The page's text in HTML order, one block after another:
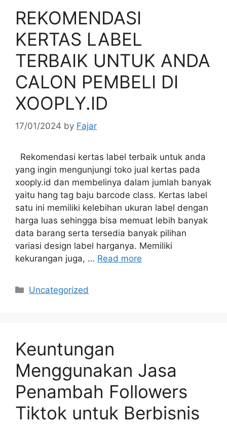
REKOMENDASI
KERTAS LABEL
TERBAIK UNTUK ANDA
CALON PEMBELI DI
XOOPLY.ID
17/01/2024 by Fajar
Rekomendasi kertas label terbaik untuk anda
yang ingin mengunjungi toko jual kertas pada
xooply.id dan membelinya dalam jumlah banyak
yaitu hang tag baju barcode class. Kertas label
satu ini memiliki kelebihan ukuran label dengan
harga luas sehingga bisa memuat lebih banyak
data barang serta tersedia banyak pilihan
variasi design label harganya. Memiliki
kekurangan juga, … Read more
Categories
Uncategorized
Keuntungan
Menggunakan Jasa
Penambah Followers
Tiktok untuk Berbisnis